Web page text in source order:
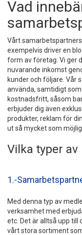
Vad
Vårt
exempelvis driver en
form av företag. Vi ger
nuvarande inkomst
kunder och följare. Vår
använda, samtidigt
kostnadsfritt, såsom
erbjuder dig även
produkter, reklam för
ut så mycket som
Vilka typer
1.-
Med denna typ av
verksamhet med
etc. Det är alltså upp till
vårt stora sortiment